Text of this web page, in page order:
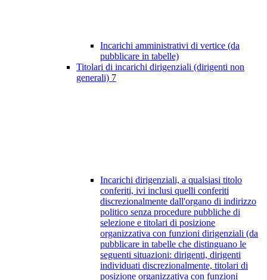
Incarichi amministrativi di vertice (da
pubblicare in tabelle)
Titolari di incarichi dirigenziali (dirigenti non
generali) 7
Incarichi dirigenziali, a qualsiasi titolo
conferiti, ivi inclusi quelli conferiti
discrezionalmente dall'organo di indirizzo
politico senza procedure pubbliche di
selezione e titolari di posizione
organizzativa con funzioni dirigenziali (da
pubblicare in tabelle che distinguano le
seguenti situazioni: dirigenti, dirigenti
individuati discrezionalmente, titolari di
posizione organizzativa con funzioni